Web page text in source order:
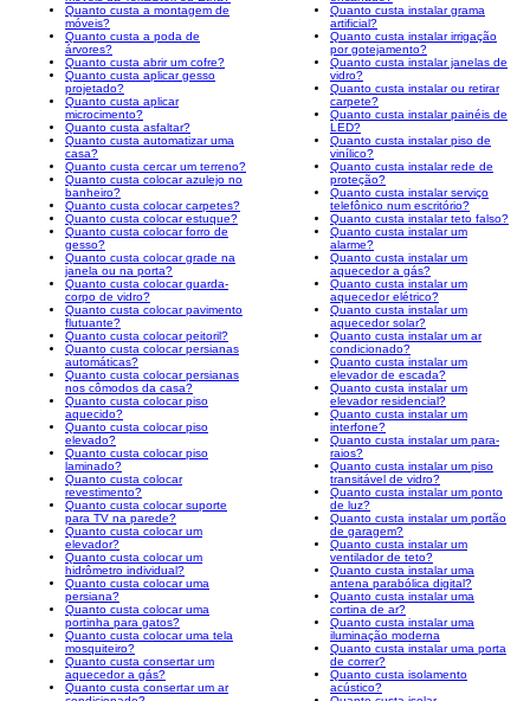
Quanto custa a montagem de
móveis?
Quanto custa a poda de
árvores?
Quanto custa abrir um cofre?
Quanto custa aplicar gesso
projetado?
Quanto custa aplicar
microcimento?
Quanto custa asfaltar?
Quanto custa automatizar uma
casa?
Quanto custa cercar um terreno?
Quanto custa colocar azulejo no
banheiro?
Quanto custa colocar carpetes?
Quanto custa colocar estuque?
Quanto custa colocar forro de
gesso?
Quanto custa colocar grade na
janela ou na porta?
Quanto custa colocar guarda-
corpo de vidro?
Quanto custa colocar pavimento
flutuante?
Quanto custa colocar peitoril?
Quanto custa colocar persianas
automáticas?
Quanto custa colocar persianas
nos cômodos da casa?
Quanto custa colocar piso
aquecido?
Quanto custa colocar piso
elevado?
Quanto custa colocar piso
laminado?
Quanto custa colocar
revestimento?
Quanto custa colocar suporte
para TV na parede?
Quanto custa colocar um
elevador?
Quanto custa colocar um
hidrômetro individual?
Quanto custa colocar uma
persiana?
Quanto custa colocar uma
portinha para gatos?
Quanto custa colocar uma tela
mosquiteiro?
Quanto custa consertar um
aquecedor a gás?
Quanto custa consertar um ar
Quanto custa instalar grama
artificial?
Quanto custa instalar irrigação
por gotejamento?
Quanto custa instalar janelas de
vidro?
Quanto custa instalar ou retirar
carpete?
Quanto custa instalar painéis de
LED?
Quanto custa instalar piso de
vinílico?
Quanto custa instalar rede de
proteção?
Quanto custa instalar serviço
telefônico num escritório?
Quanto custa instalar teto falso?
Quanto custa instalar um
alarme?
Quanto custa instalar um
aquecedor a gás?
Quanto custa instalar um
aquecedor elétrico?
Quanto custa instalar um
aquecedor solar?
Quanto custa instalar um ar
condicionado?
Quanto custa instalar um
elevador de escada?
Quanto custa instalar um
elevador residencial?
Quanto custa instalar um
interfone?
Quanto custa instalar um para-
raios?
Quanto custa instalar um piso
transitável de vidro?
Quanto custa instalar um ponto
de luz?
Quanto custa instalar um portão
de garagem?
Quanto custa instalar um
ventilador de teto?
Quanto custa instalar uma
antena parabólica digital?
Quanto custa instalar uma
cortina de ar?
Quanto custa instalar uma
iluminação moderna
Quanto custa instalar uma porta
de correr?
Quanto custa isolamento
acústico?